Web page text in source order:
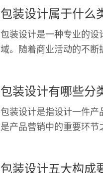
包装设计属于什么
包装设计是一种专业的
域。随着商业活动的不
包装设计有哪些分
包装设计是指设计一件
是产品营销中的重要环
包装设计五大构成